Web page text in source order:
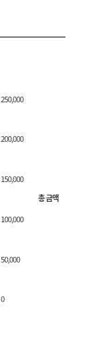
250,000
200,000
150,000
100,000
50,000
0
총 금액